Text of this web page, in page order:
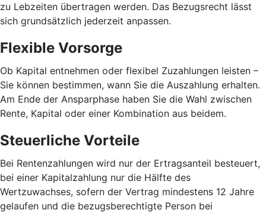
zu Lebzeiten übertragen werden. Das Bezugsrecht lässt
sich grundsätzlich jederzeit anpassen.
Flexible Vorsorge
Ob Kapital entnehmen oder flexibel Zuzahlungen leisten –
Sie können bestimmen, wann Sie die Auszahlung erhalten.
Am Ende der Ansparphase haben Sie die Wahl zwischen
Rente, Kapital oder einer Kombination aus beidem.
Steuerliche Vorteile
Bei Rentenzahlungen wird nur der Ertragsanteil besteuert,
bei einer Kapitalzahlung nur die Hälfte des
Wertzuwachses, sofern der Vertrag mindestens 12 Jahre
gelaufen und die bezugsberechtigte Person bei